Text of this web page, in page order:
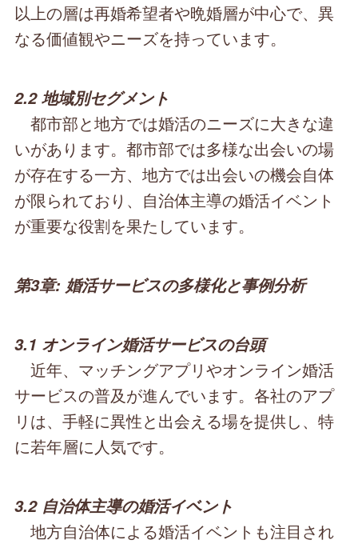
以上の層は再婚希望者や晩婚層が中心で、異
なる価値観やニーズを持っています。
2.2 地域別セグメント
都市部と地方では婚活のニーズに大きな違
いがあります。都市部では多様な出会いの場
が存在する一方、地方では出会いの機会自体
が限られており、自治体主導の婚活イベント
が重要な役割を果たしています。
第3章: 婚活サービスの多様化と事例分析
3.1 オンライン婚活サービスの台頭
近年、マッチングアプリやオンライン婚活
サービスの普及が進んでいます。各社のアプ
リは、手軽に異性と出会える場を提供し、特
に若年層に人気です。
3.2 自治体主導の婚活イベント
地方自治体による婚活イベントも注目され